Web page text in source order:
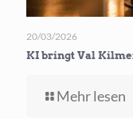
20/03/2026
KI bringt Val
Mehr lesen